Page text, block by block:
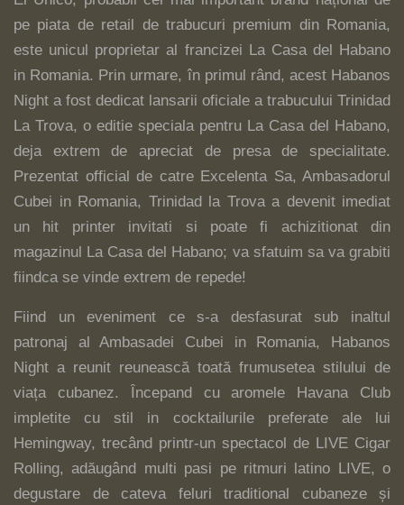
pe piata de retail de trabucuri premium din Romania,
este unicul proprietar al francizei La Casa del Habano
in Romania. Prin urmare, în primul rând, acest Habanos
Night a fost dedicat lansarii oficiale a trabucului Trinidad
La Trova, o editie speciala pentru La Casa del Habano,
deja extrem de apreciat de presa de specialitate.
Prezentat official de catre Excelenta Sa, Ambasadorul
Cubei in Romania, Trinidad la Trova a devenit imediat
un hit printer invitati si poate fi achizitionat din
magazinul La Casa del Habano; va sfatuim sa va grabiti
fiindca se vinde extrem de repede!
Fiind un eveniment ce s-a desfasurat sub inaltul
patronaj al Ambasadei Cubei in Romania, Habanos
Night a reunit reunească toată frumusetea stilului de
viața cubanez. Începand cu aromele Havana Club
impletite cu stil in cocktailurile preferate ale lui
Hemingway, trecând printr-un spectacol de LIVE Cigar
Rolling, adăugând multi pasi pe ritmuri latino LIVE, o
degustare de cateva feluri traditional cubaneze și